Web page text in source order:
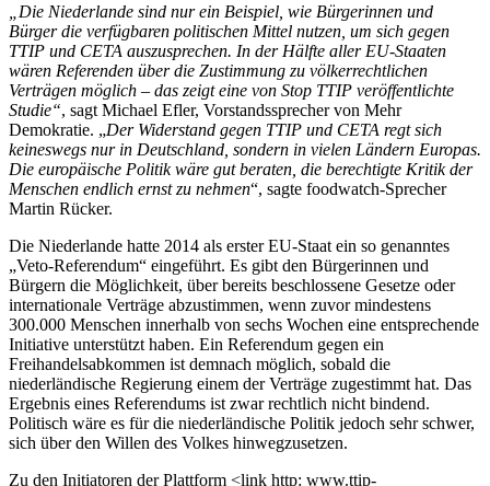
„Die Niederlande sind nur ein Beispiel, wie Bürgerinnen und
Bürger die verfügbaren politischen Mittel nutzen, um sich gegen
TTIP und CETA auszusprechen. In der Hälfte aller EU-Staaten
wären Referenden über die Zustimmung zu völkerrechtlichen
Verträgen möglich – das zeigt eine von Stop TTIP veröffentlichte
Studie“, sagt Michael Efler, Vorstandssprecher von Mehr
Demokratie. „Der Widerstand gegen TTIP und CETA regt sich
keineswegs nur in Deutschland, sondern in vielen Ländern Europas.
Die europäische Politik wäre gut beraten, die berechtigte Kritik der
Menschen endlich ernst zu nehmen“, sagte foodwatch-Sprecher
Martin Rücker.
Die Niederlande hatte 2014 als erster EU-Staat ein so genanntes
„Veto-Referendum“ eingeführt. Es gibt den Bürgerinnen und
Bürgern die Möglichkeit, über bereits beschlossene Gesetze oder
internationale Verträge abzustimmen, wenn zuvor mindestens
300.000 Menschen innerhalb von sechs Wochen eine entsprechende
Initiative unterstützt haben. Ein Referendum gegen ein
Freihandelsabkommen ist demnach möglich, sobald die
niederländische Regierung einem der Verträge zugestimmt hat. Das
Ergebnis eines Referendums ist zwar rechtlich nicht bindend.
Politisch wäre es für die niederländische Politik jedoch sehr schwer,
sich über den Willen des Volkes hinwegzusetzen.
Zu den Initiatoren der Plattform <link http: www.ttip-